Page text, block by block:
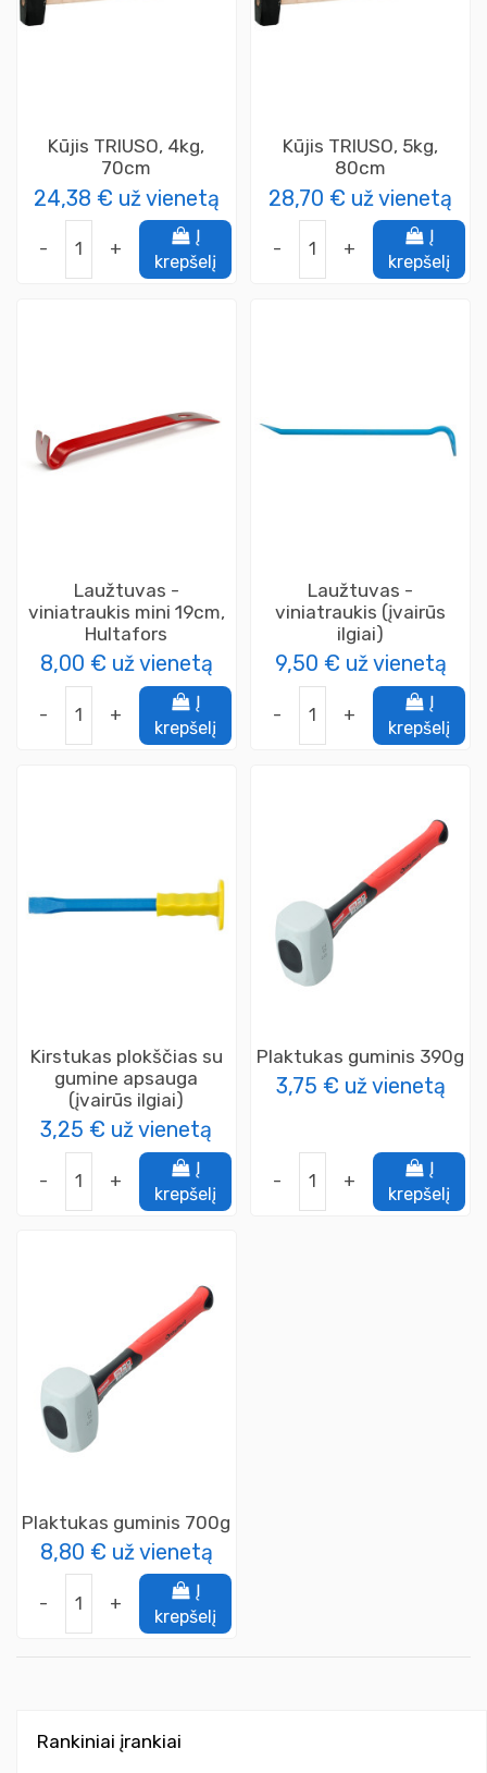
Kūjis TRIUSO, 4kg,
70cm
24,38 € už vienetą
- +
Į
krepšelį
Kūjis TRIUSO, 5kg,
80cm
28,70 € už vienetą
- +
Į
krepšelį
Laužtuvas -
viniatraukis mini 19cm,
Hultafors
8,00 € už vienetą
- +
Į
krepšelį
Laužtuvas -
viniatraukis (įvairūs
ilgiai)
9,50 € už vienetą
- +
Į
krepšelį
Kirstukas plokščias su
gumine apsauga
(įvairūs ilgiai)
3,25 € už vienetą
- +
Į
krepšelį
Plaktukas guminis 390g
3,75 € už vienetą
- +
Į
krepšelį
Plaktukas guminis 700g
8,80 € už vienetą
- +
Į
krepšelį
Rankiniai įrankiai